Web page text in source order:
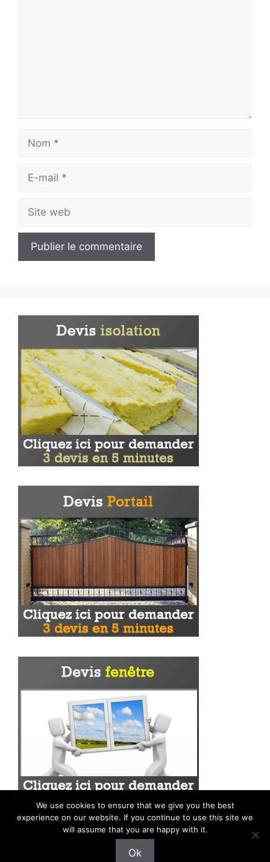
mail
web
We use cookies to ensure that we give you the best
experience on our website. If you continue to use this site we
will assume that you are happy with it.
Ok